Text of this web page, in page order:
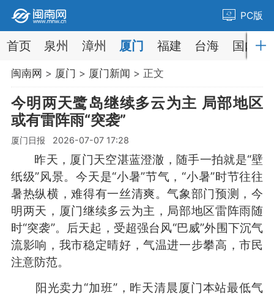
PC版
首页 泉州 漳州 厦门 福建 台海 国内
闽南网 > 厦门 > 厦门新闻 > 正文
今明两天鹭岛继续多云为主 局部地区
或有雷阵雨“突袭”
厦门日报 2026-07-07 17:28
昨天，厦门天空湛蓝澄澈，随手一拍就是“壁
纸级”风景。今天是“小暑”节气，“小暑”时节往往
暑热纵横，难得有一丝清爽。气象部门预测，今
明两天，厦门继续多云为主，局部地区雷阵雨随
时“突袭”。后天起，受超强台风“巴威”外围下沉气
流影响，我市稳定晴好，气温进一步攀高，市民
注意防范。
阳光卖力“加班”，昨天清晨厦门本站最低气